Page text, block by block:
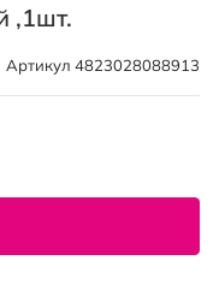
,1шт.
Артикул 4823028088913